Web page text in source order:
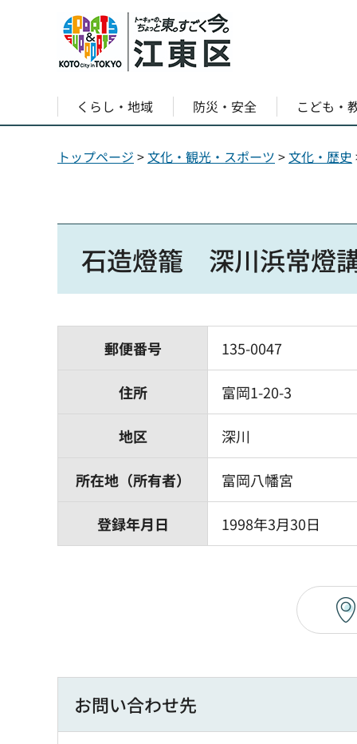
くらし・地域 防災・安全 こども・
トップページ >文化・観光・スポーツ >文化・歴史
石造燈籠 深川浜常燈
郵便番号 135-0047
住所 富岡1-20-3
地区 深川
所在地（所有者） 富岡八幡宮
登録年月日 1998年3月30日
お問い合わせ先